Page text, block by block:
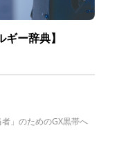
ー辞典】
」のためのGX黒帯へ